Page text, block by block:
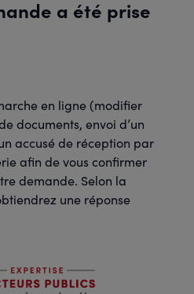
a été prise
en ligne (modifier
documents, envoi d’un
accusé de réception par
afin de vous confirmer
demande. Selon la
une réponse